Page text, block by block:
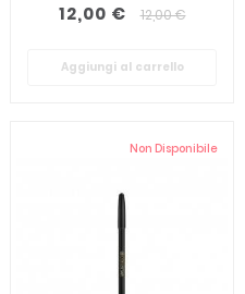
12,00 € 12,00 €
Aggiungi al carrello
Non Disponibile